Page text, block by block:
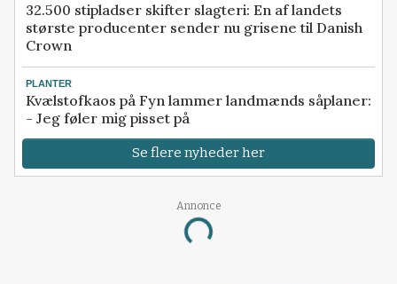
32.500 stipladser skifter slagteri: En af landets
største producenter sender nu grisene til Danish
Crown
PLANTER
Kvælstofkaos på Fyn lammer landmænds såplaner:
- Jeg føler mig pisset på
Se flere nyheder her
Annonce
Loading...